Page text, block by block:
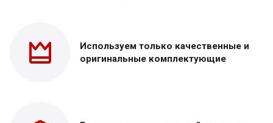
Используем только качественные и
оригинальные комплектующие